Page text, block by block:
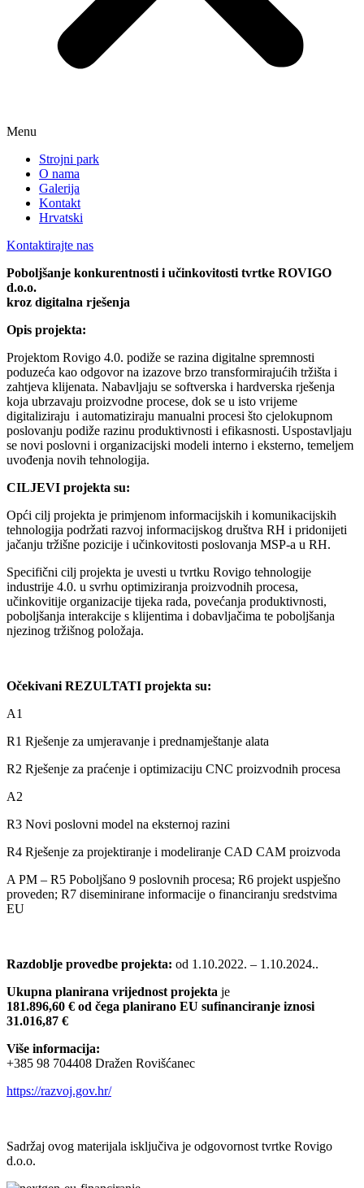
Menu
Strojni park
O nama
Galerija
Kontakt
Hrvatski
Kontaktirajte nas
Poboljšanje konkurentnosti i učinkovitosti tvrtke ROVIGO
d.o.o.
kroz digitalna rješenja
Opis projekta:
Projektom Rovigo 4.0. podiže se razina digitalne spremnosti
poduzeća kao odgovor na izazove brzo transformirajućih tržišta i
zahtjeva klijenata. Nabavljaju se softverska i hardverska rješenja
koja ubrzavaju proizvodne procese, dok se u isto vrijeme
digitaliziraju i automatiziraju manualni procesi što cjelokupnom
poslovanju podiže razinu produktivnosti i efikasnosti. Uspostavljaju
se novi poslovni i organizacijski modeli interno i eksterno, temeljem
uvođenja novih tehnologija.
CILJEVI projekta su:
Opći cilj projekta je primjenom informacijskih i komunikacijskih
tehnologija podržati razvoj informacijskog društva RH i pridonijeti
jačanju tržišne pozicije i učinkovitosti poslovanja MSP-a u RH.
Specifični cilj projekta je uvesti u tvrtku Rovigo tehnologije
industrije 4.0. u svrhu optimiziranja proizvodnih procesa,
učinkovitije organizacije tijeka rada, povećanja produktivnosti,
poboljšanja interakcije s klijentima i dobavljačima te poboljšanja
njezinog tržišnog položaja.
Očekivani REZULTATI projekta su:
A1
R1 Rješenje za umjeravanje i prednamještanje alata
R2 Rješenje za praćenje i optimizaciju CNC proizvodnih procesa
A2
R3 Novi poslovni model na eksternoj razini
R4 Rješenje za projektiranje i modeliranje CAD CAM proizvoda
A PM – R5 Poboljšano 9 poslovnih procesa; R6 projekt uspješno
proveden; R7 diseminirane informacije o financiranju sredstvima
EU
Razdoblje provedbe projekta: od 1.10.2022. – 1.10.2024..
Ukupna planirana vrijednost projekta je
181.896,60 € od čega planirano EU sufinanciranje iznosi
31.016,87 €
Više informacija:
+385 98 704408 Dražen Rovišćanec
https://razvoj.gov.hr/
Sadržaj ovog materijala isključiva je odgovornost tvrtke Rovigo
d.o.o.